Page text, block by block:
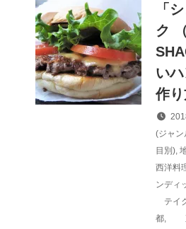
「
ク
い
作り
(ジャン
目別),
西洋料
ンディ
テイ
都, 東